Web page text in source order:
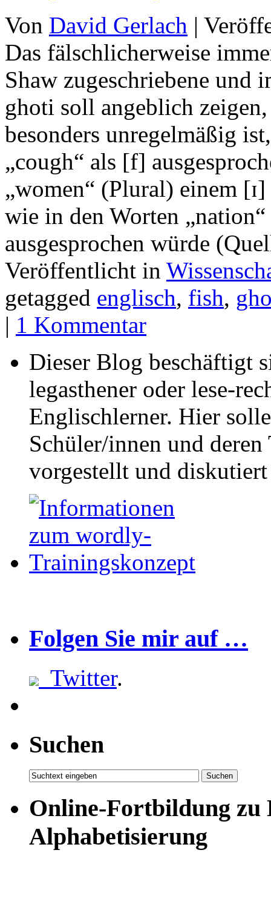
Von David Gerlach |
Das fälschlicherweise
Shaw zugeschriebene
ghoti soll angeblich
besonders unregelmäßig
„cough“ als [f]
„women“ (Plural) einem
wie in den Worten
ausgesprochen würde
Veröffentlicht in
getagged englisch, fish,
| 1 Kommentar
Dieser Blog beschäftigt
legasthener oder lese-
Englischlerner. Hier
Schüler/innen und
vorgestellt und
Folgen Sie mir auf …
Twitter.
Suchen
Online-Fortbildung zu
Alphabetisierung